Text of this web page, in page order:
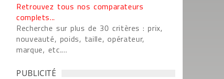
Retrouvez tous nos comparateurs
complets...
Recherche sur plus de 30 critères : prix,
nouveauté, poids, taille, opérateur,
marque, etc....
PUBLICITÉ